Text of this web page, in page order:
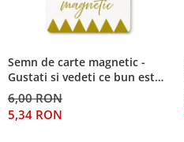
Schimbarea caracterului
Suferinta
Viata din belsug
Viata de zi cu zi
Despre afaceri
Semn de carte magnetic -
Gustati si vedeti ce bun este
Domnul!
6,00 RON
5,34 RON